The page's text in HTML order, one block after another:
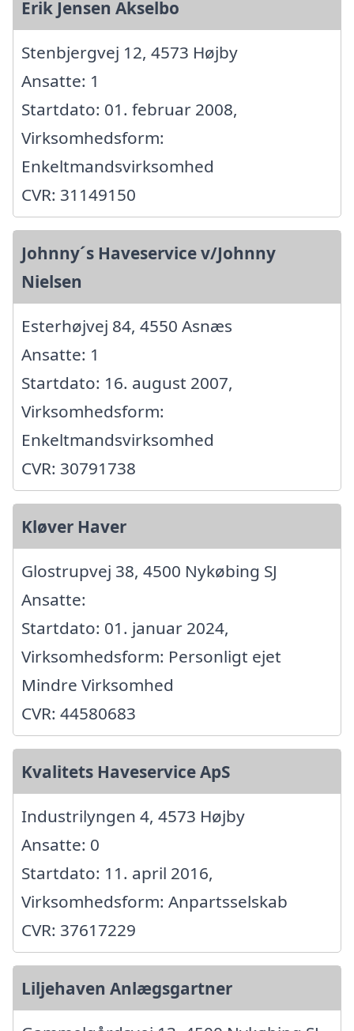
Erik Jensen Akselbo
Stenbjergvej 12, 4573 Højby
Ansatte: 1
Startdato: 01. februar 2008,
Virksomhedsform:
Enkeltmandsvirksomhed
CVR: 31149150
Johnny´s Haveservice v/Johnny
Nielsen
Esterhøjvej 84, 4550 Asnæs
Ansatte: 1
Startdato: 16. august 2007,
Virksomhedsform:
Enkeltmandsvirksomhed
CVR: 30791738
Kløver Haver
Glostrupvej 38, 4500 Nykøbing SJ
Ansatte:
Startdato: 01. januar 2024,
Virksomhedsform: Personligt ejet
Mindre Virksomhed
CVR: 44580683
Kvalitets Haveservice ApS
Industrilyngen 4, 4573 Højby
Ansatte: 0
Startdato: 11. april 2016,
Virksomhedsform: Anpartsselskab
CVR: 37617229
Liljehaven Anlægsgartner